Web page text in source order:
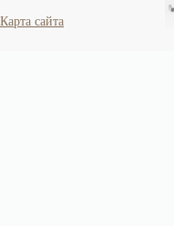
Карта сайта